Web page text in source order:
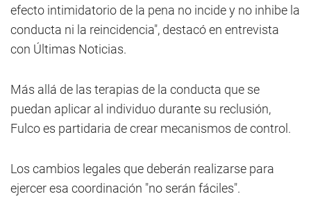
efecto intimidatorio de la pena no incide y no inhibe la
conducta ni la reincidencia", destacó en entrevista
con Últimas Noticias.
Más allá de las terapias de la conducta que se
puedan aplicar al individuo durante su reclusión,
Fulco es partidaria de crear mecanismos de control.
Los cambios legales que deberán realizarse para
ejercer esa coordinación "no serán fáciles".